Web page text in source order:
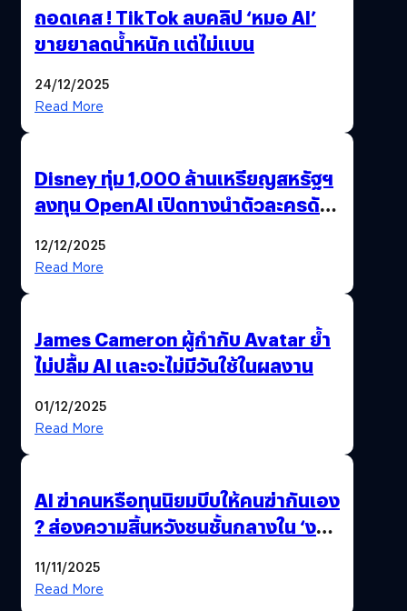
ถอดเคส ! TikTok ลบคลิป ‘หมอ AI’
ขายยาลดน้ำหนัก แต่ไม่แบน
24/12/2025
Read More
Disney ทุ่ม 1,000 ล้านเหรียญสหรัฐฯ
ลงทุน OpenAI เปิดทางนำตัวละครดัง
12/12/2025
Read More
James Cameron ผู้กำกับ Avatar ย้ำ
ไม่ปลื้ม AI และจะไม่มีวันใช้ในผลงาน
01/12/2025
Read More
AI ฆ่าคนหรือทุนนิยมบีบให้คนฆ่ากันเอง
? ส่องความสิ้นหวังชนชั้นกลางใน ‘งาน
11/11/2025
Read More